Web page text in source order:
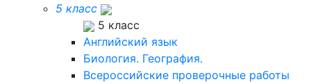
5 класс
5 класс
Английский язык
Биология. География.
Всероссийские проверочные работы